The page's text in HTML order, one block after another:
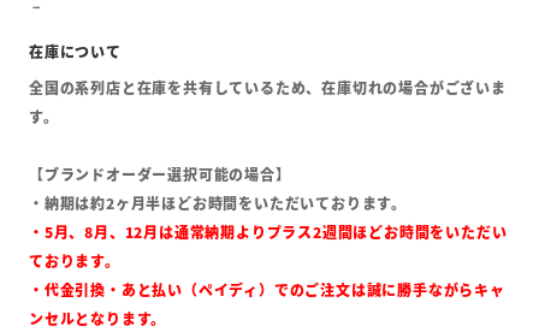
全国の系列店と在庫を共有しているため、在庫切れの場合がございま
す。
【ブランドオーダー選択可能の場合】
・納期は約2ヶ月半ほどお時間をいただいております。
・5月、8月、12月は通常納期よりプラス2週間ほどお時間をいただい
ております。
・代金引換・あと払い（ペイディ）でのご注文は誠に勝手ながらキャ
ンセルとなります。